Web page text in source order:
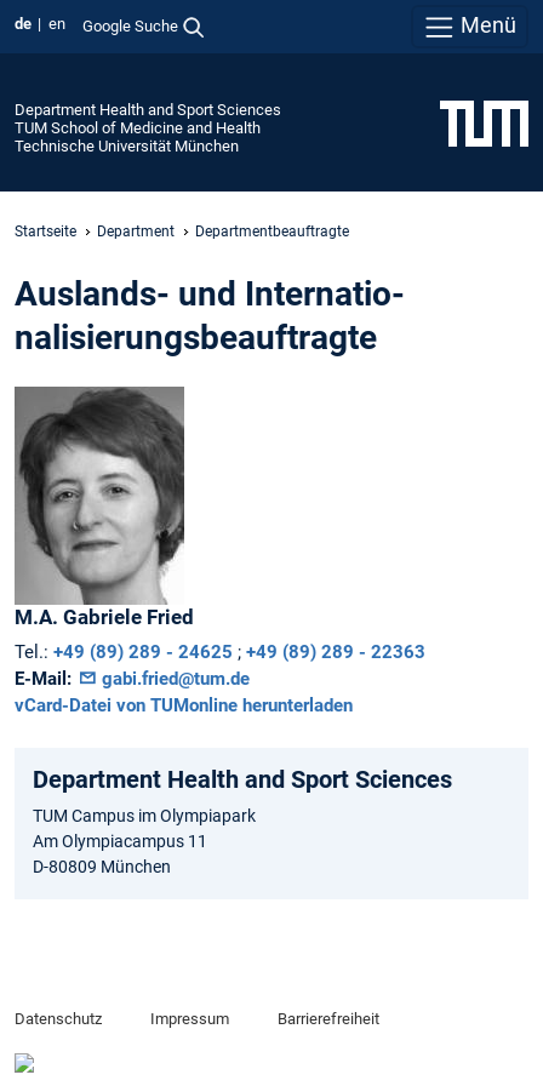
de en Google Suche Menü
Department Health and Sport Sciences
TUM School of Medicine and Health
Technische Universität München
Startseite Department Departmentbeauftragte
Auslands- und Internatio­
nalisierungs­beauftragte
M.A. Gabriele Fried
Tel.: +49 (89) 289 - 24625 ; +49 (89) 289 - 22363
E-Mail:
gabi.fried@tum.de
vCard-Datei von TUMonline herunterladen
Department Health and Sport Sciences
TUM Campus im Olympiapark
Am Olympiacampus 11
D-80809 München
Datenschutz Impressum Barrierefreiheit